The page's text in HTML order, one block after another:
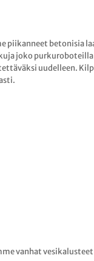
betonisia
joko
uudelleen.
vanhat